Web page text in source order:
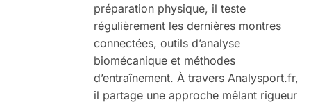
préparation physique, il teste
régulièrement les dernières montres
connectées, outils d’analyse
biomécanique et méthodes
d’entraînement. À travers Analysport.fr,
il partage une approche mêlant rigueur